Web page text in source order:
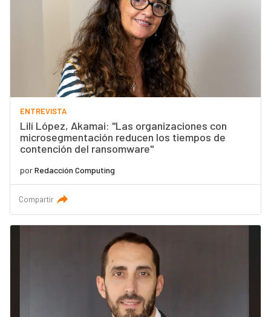
ENTREVISTA
Lilí López, Akamai: "Las organizaciones con
microsegmentación reducen los tiempos de
contención del ransomware"
porRedacción Computing
Compartir